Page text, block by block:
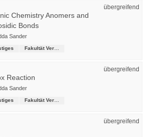
übergreifend
Chemistry Anomers and
Bonds
Sander
übergreifend
Reaction
Sander
übergreifend